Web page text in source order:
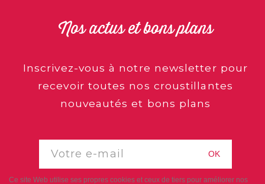
Nos actus et bons plans
Inscrivez-vous à notre newsletter pour
recevoir toutes nos croustillantes
nouveautés et bons plans
OK
Ce site Web utilise ses propres cookies et ceux de tiers pour améliorer nos